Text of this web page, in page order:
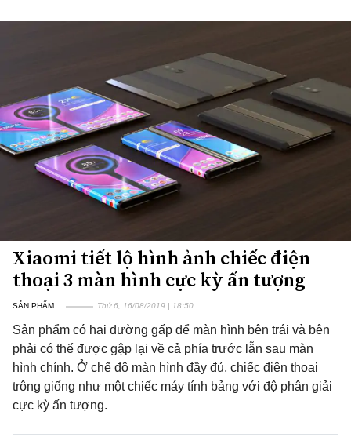
Xiaomi tiết lộ hình ảnh chiếc điện
thoại 3 màn hình cực kỳ ấn tượng
SẢN PHẨM Thứ 6, 16/08/2019 | 18:50
Sản phẩm có hai đường gấp để màn hình bên trái và bên
phải có thể được gập lại về cả phía trước lẫn sau màn
hình chính. Ở chế độ màn hình đầy đủ, chiếc điện thoại
trông giống như một chiếc máy tính bảng với độ phân giải
cực kỳ ấn tượng.